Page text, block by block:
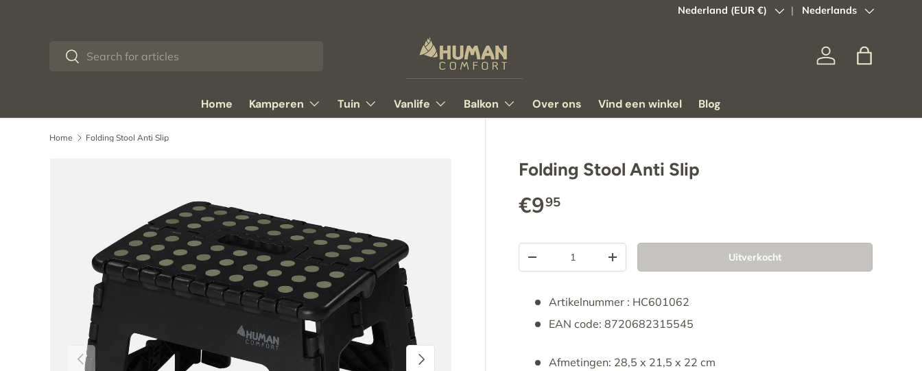
Land/Regio
Nederland (EUR €) Taal Nederlands
Zoeken
Zoeken
InloggenTas
Home Kamperen Tuin Vanlife Balkon Over ons Vind een winkel Blog
Home Folding Stool Anti Slip
Vorige Volgende
Folding Stool Anti Slip
€995
-
+ Uitverkocht
Artikelnummer : HC601062
EAN code: 8720682315545
Afmetingen: 28,5 x 21,5 x 22 cm